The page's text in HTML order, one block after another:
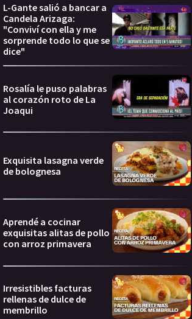
L-Gante salió a bancar a
Candela Arizaga:
"Conviví con ella y me
sorprende todo lo que se
dice"
Rosalía le puso palabras
al corazón roto de La
Joaqui
Exquisita lasagna verde
de bolognesa
Aprendé a cocinar
exquisitas alitas de pollo
con arroz primavera
Irresistibles facturas
rellenas de dulce de
membrillo